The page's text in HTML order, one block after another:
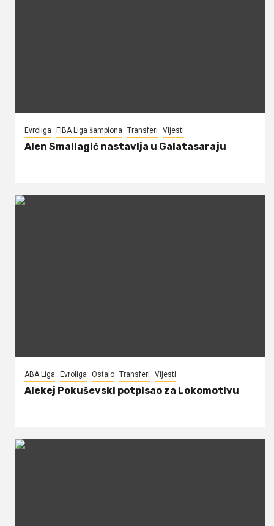
Evroliga FIBA Liga šampiona Transferi Vijesti
Alen Smailagić nastavlja u Galatasaraju
ABA Liga Evroliga Ostalo Transferi Vijesti
Alekej Pokuševski potpisao za Lokomotivu